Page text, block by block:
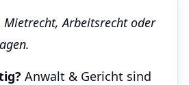
Arbeitsrecht oder
Anwalt & Gericht sind